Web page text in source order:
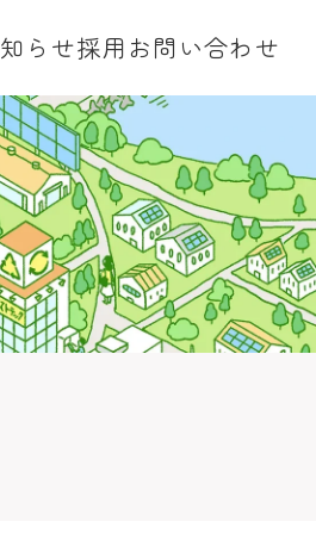
ループ企業
事業
ー
質問
・免責事項
らせ採用お問い合わせ